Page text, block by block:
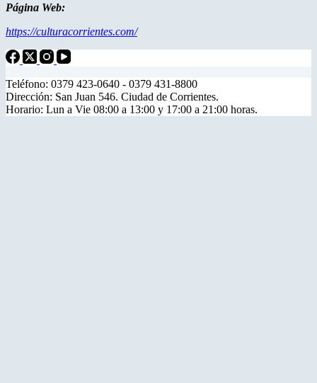
Página Web:
https://culturacorrientes.com/
Teléfono: 0379 423-0640 - 0379 431-8800
Dirección: San Juan 546. Ciudad de Corrientes.
Horario: Lun a Vie 08:00 a 13:00 y 17:00 a 21:00 horas.